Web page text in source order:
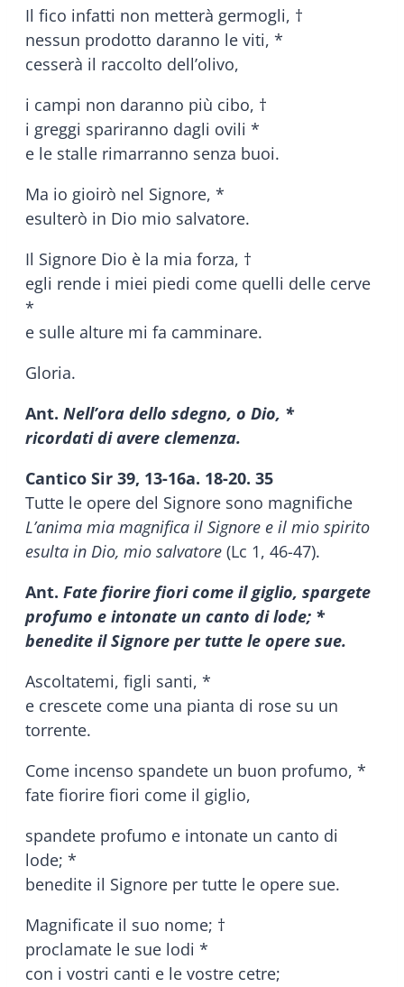
Il fico infatti non metterà germogli, †
nessun prodotto daranno le viti, *
cesserà il raccolto dell’olivo,
i campi non daranno più cibo, †
i greggi spariranno dagli ovili *
e le stalle rimarranno senza buoi.
Ma io gioirò nel Signore, *
esulterò in Dio mio salvatore.
Il Signore Dio è la mia forza, †
egli rende i miei piedi come quelli delle cerve
*
e sulle alture mi fa camminare.
Gloria.
Ant. Nell’ora dello sdegno, o Dio, *
ricordati di avere clemenza.
Cantico Sir 39, 13-16a. 18-20. 35
Tutte le opere del Signore sono magnifiche
L’anima mia magnifica il Signore e il mio spirito
esulta in Dio, mio salvatore (Lc 1, 46-47).
Ant. Fate fiorire fiori come il giglio, spargete
profumo e intonate un canto di lode; *
benedite il Signore per tutte le opere sue.
Ascoltatemi, figli santi, *
e crescete come una pianta di rose su un
torrente.
Come incenso spandete un buon profumo, *
fate fiorire fiori come il giglio,
spandete profumo e intonate un canto di
lode; *
benedite il Signore per tutte le opere sue.
Magnificate il suo nome; †
proclamate le sue lodi *
con i vostri canti e le vostre cetre;